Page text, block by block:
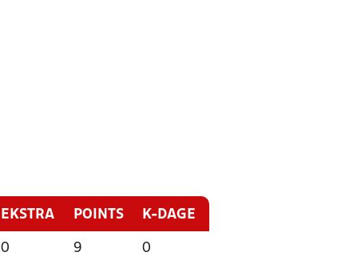
EKSTRA POINTS K-DAGE
0 9 0